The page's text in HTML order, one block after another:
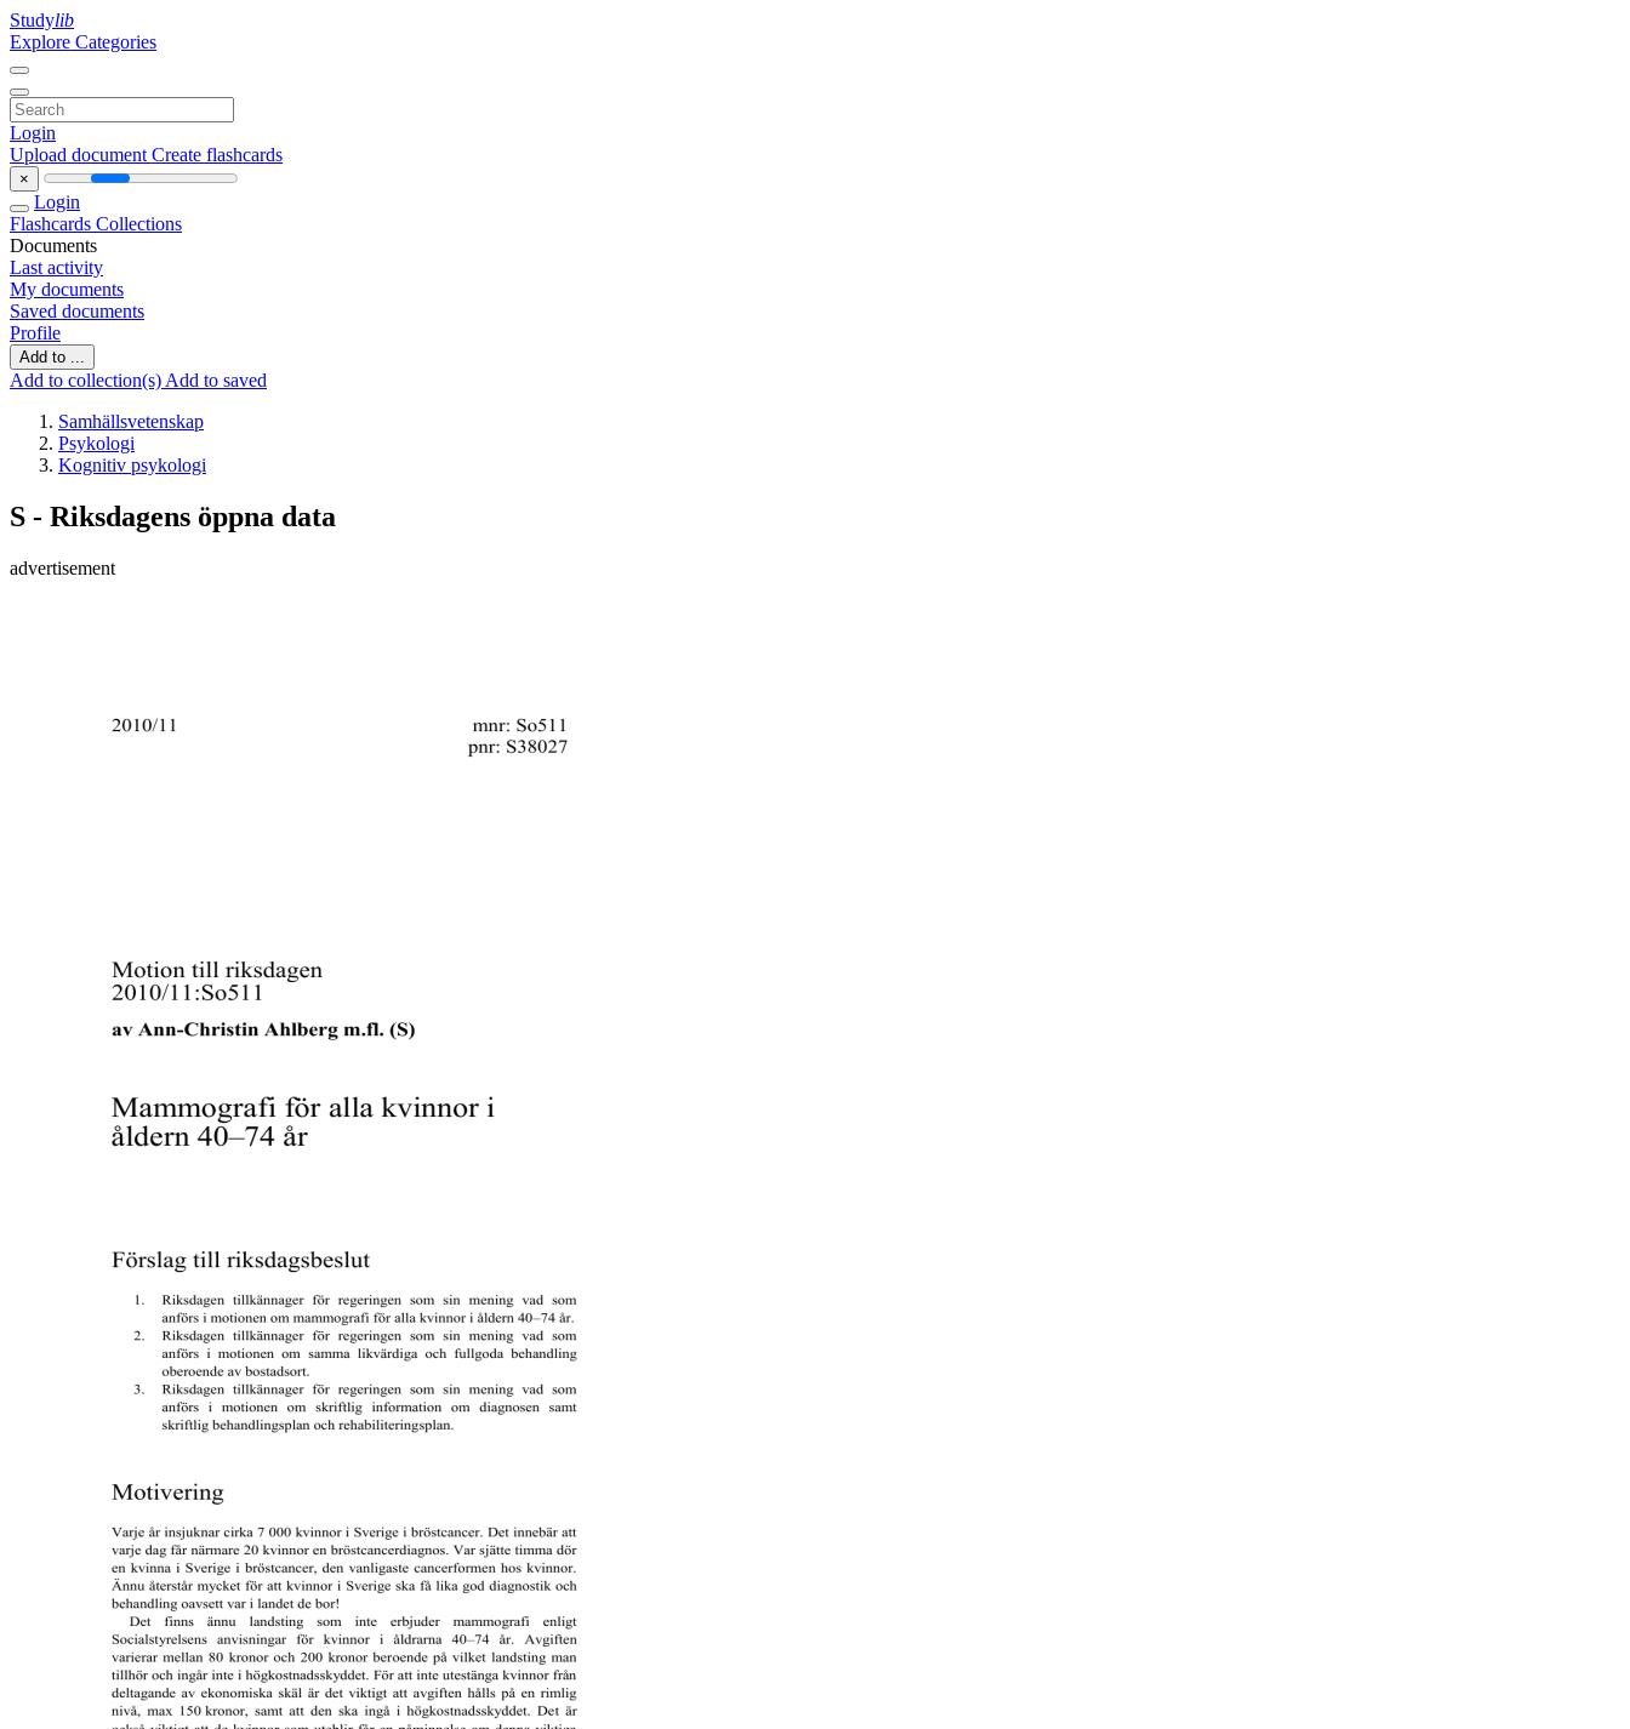
Studylib
Explore Categories
Login
Upload document Create flashcards
×
Login
Flashcards Collections
Documents
Last activity
My documents
Saved documents
Profile
Add to ...
Add to collection(s) Add to saved
Samhällsvetenskap
Psykologi
Kognitiv psykologi
S - Riksdagens öppna data
advertisement